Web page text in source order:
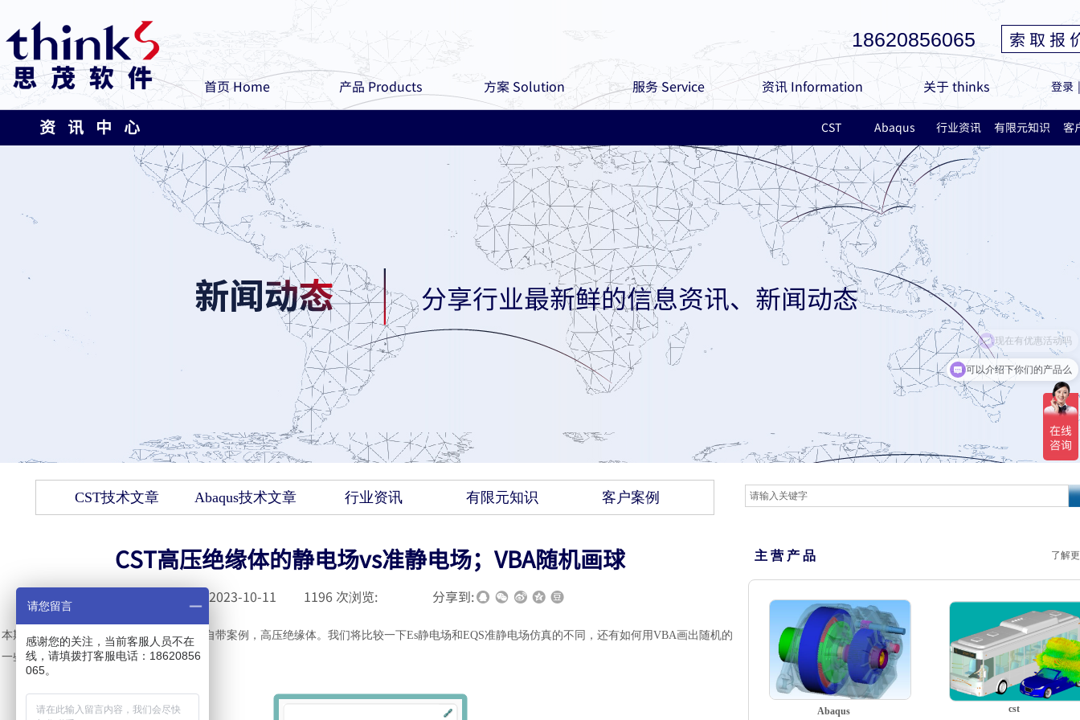
18620856065
登录 |
索 取 报
首页 Home 产品 Products 方案 Solution 服务 Service 资讯 Information 关于 thinks
分享行业最新鲜的信息资讯、新闻动态
资 讯 中 心 CST Abaqus 行业资讯 有限元知识 客
CST技术文章 Abaqus技术文章 行业资讯 有限元知识 客户案例
CST高压绝缘体的静电场vs准静电场；VBA随机画球
发布时间 :2023-10-11 1196 次浏览: 分享到:
本期我们一起看一个
Component Library里自带案例，高压绝缘体。我们将比较一下Es静电场和EQS准静电场仿真的不同，还有如何用VBA画出随机的
一些球体。
主 营 产 品 了解
cst
Abaqus
可以介绍下你们的产品么
现在有优惠活动吗
请您留言
感谢您的关注，当前客服人员不在
线，请填拨打客服电话：18620856
065。